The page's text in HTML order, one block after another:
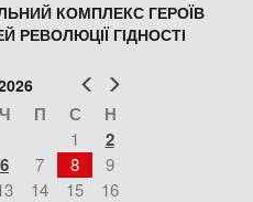
КОМПЛЕКС ГЕРОЇВ
РЕВОЛЮЦІЇ ГІДНОСТІ
Попер
Ч П С Н
1 2
6 7 8
9
14 15
16